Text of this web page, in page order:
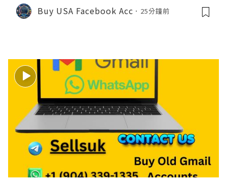
Buy USA Facebook Acc 25分鐘前